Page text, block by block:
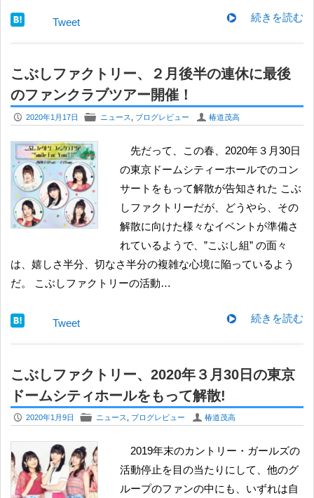
続きを読む
Tweet
こぶしファクトリー、２月後半の連休に最後
のファンクラブツアー開催！
P 2020年1月17日 F ニュース ブログレビュー U 椿道茂高
先だって、この春、2020年３月30日
の東京ドームシティーホールでのコン
サートをもって解散が告知された こぶ
しファクトリーだが、どうやら、その
解散に向けた様々なイベントが準備さ
れているようで、”こぶし組” の面々
は、嬉しさ半分、切なさ半分の複雑な心境に陥っているよう
だ。 こぶしファクトリーの活動…
続きを読む
Tweet
こぶしファクトリー、2020年３月30日の東京
ドームシティホールをもって解散!
P 2020年1月9日 F ニュース ブログレビュー U 椿道茂高
2019年末のカントリー・ガールズの
活動停止を目の当たりにして、他のグ
ループのファンの中にも、いずれは自